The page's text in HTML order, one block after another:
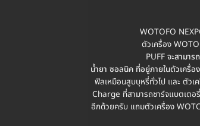
WOTOFO
ตัวเครื่อง
PUFF จะสามาร
น้ำยา ซอลนิค ที่อยู่ภายในตัวเครื่
ฟิลเหมือนสูบบุหรี่ทั่วไป และ ตัวเ
Charge ที่สามารถชาร์จแบตเตอ
อีกด้วยครับ แถมตัวเครื่อง